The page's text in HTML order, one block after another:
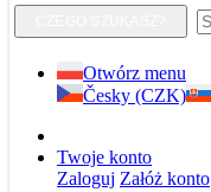
Otwórz menu
Česky (CZK)
Twoje konto
Zaloguj Załóż konto